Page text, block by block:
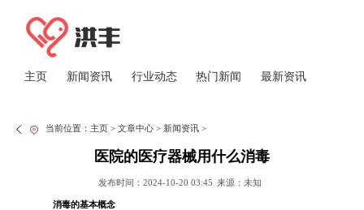
主页 新闻资讯 行业动态 热门新闻 最新资讯
当前位置： 主页> 文章中心> 新闻资讯>
医院的医疗器械用什么消毒
发布时间：2024-10-20 03:45 来源：未知
消毒的基本概念